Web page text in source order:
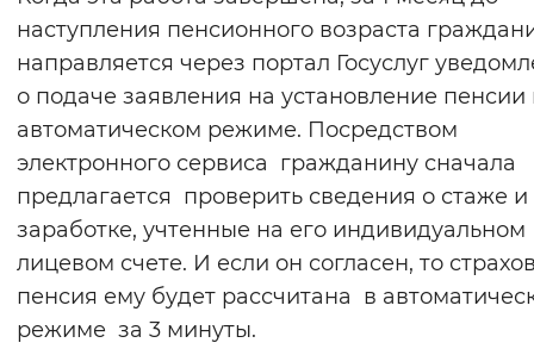
наступления пенсионного возраста
направляется через портал Госуслуг
о подаче заявления на установление пенсии
автоматическом режиме. Посредством
электронного сервиса гражданину сначала
предлагается проверить сведения о стаже и
заработке, учтенные на его индивидуальном
лицевом счете. И если он согласен, то
пенсия ему будет рассчитана в
режиме за 3 минуты.